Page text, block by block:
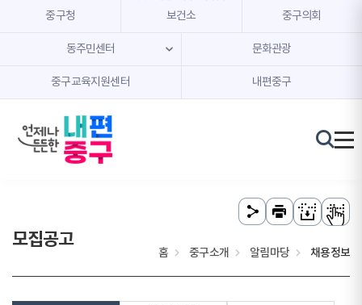
본문 내용 바로가기
주메뉴 바로가기
중구청 보건소 중구의회
동주민센터 문화관광
중구교육지원센터 내편중구
모집공고
홈 중구소개 알림마당 채용정보